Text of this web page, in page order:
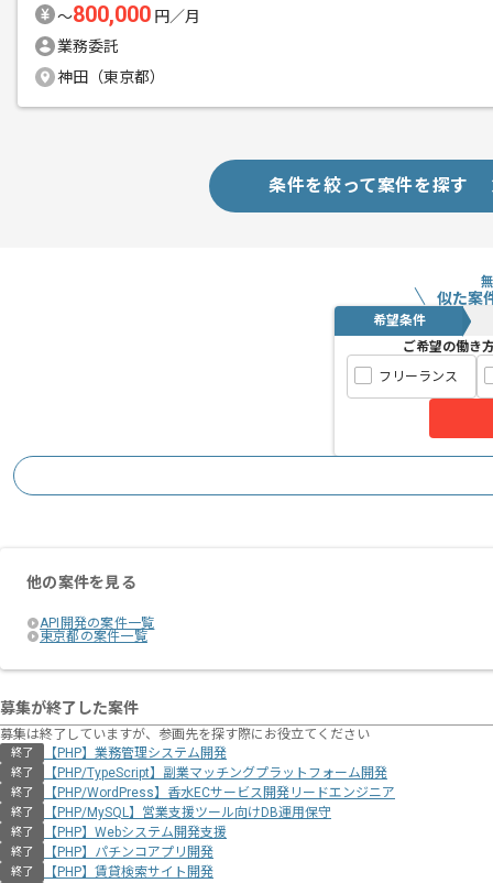
〜800,000 円／月
業務委託
神田（東京都）
条件を絞って案件を探す
似た案
希望条件
ご希望の働き
フリーランス
他の案件を見る
API開発の案件一覧
東京都の案件一覧
募集が終了した案件
募集は終了していますが、参画先を探す際にお役立てください
終了 【PHP】業務管理システム開発
終了 【PHP/TypeScript】副業マッチングプラットフォーム開発
終了 【PHP/WordPress】香水ECサービス開発リードエンジニア
終了 【PHP/MySQL】営業支援ツール向けDB運用保守
終了 【PHP】Webシステム開発支援
終了 【PHP】パチンコアプリ開発
終了 【PHP】賃貸検索サイト開発